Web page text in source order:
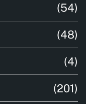
(54)
(48)
(4)
(201)